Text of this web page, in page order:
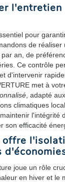
pour
de réaliser
an, de
Ce contrôle
d'intervenir
met à
, adapté
climatiques
l'intégrité
son efficacité
offre
joue un rôle
en hiver et le